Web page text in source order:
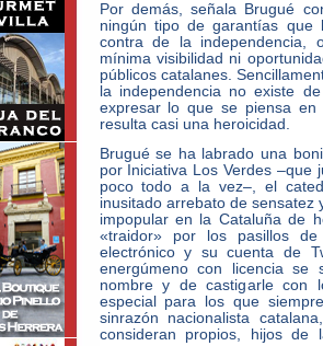
Por demás, señala Brugué
ningún tipo de garantías que
contra de la independencia,
mínima visibilidad ni
públicos catalanes.
la independencia no existe
expresar lo que se piensa en
resulta casi una heroicidad.
Brugué se ha labrado una
por Iniciativa Los Verdes
poco todo a la vez–, el
inusitado arrebato de sensatez
impopular en la Cataluña de
«traidor» por los pasillos
electrónico y su cuenta de
energúmeno con licencia
nombre y de castigarle con
especial para los que
sinrazón nacionalista
consideran propios, hijos